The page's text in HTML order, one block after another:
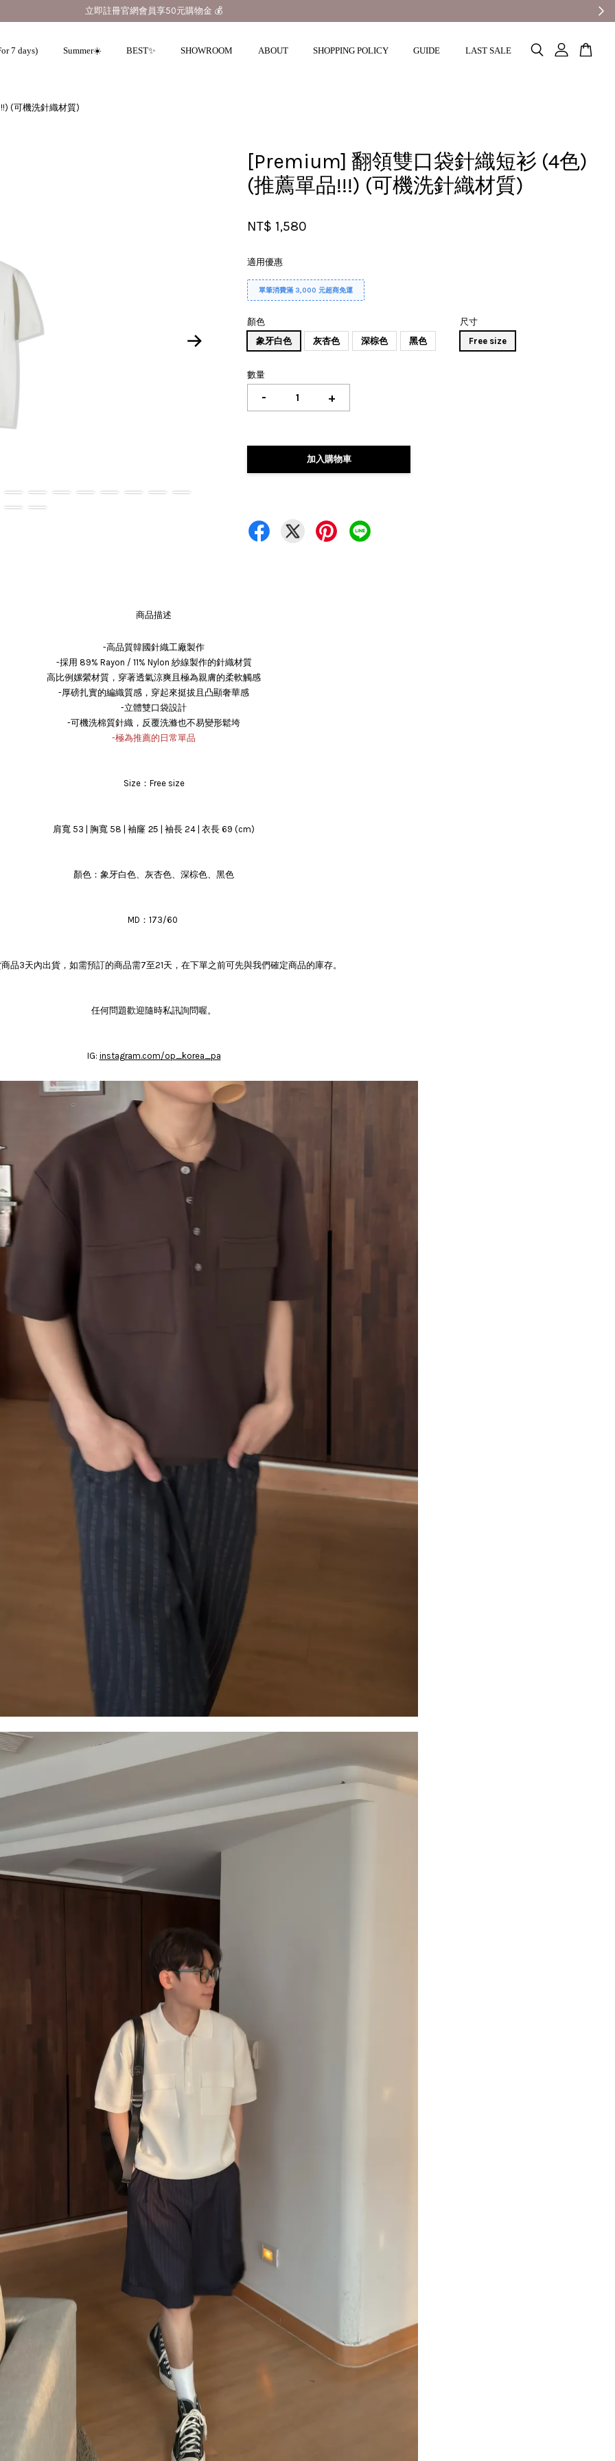
立即註冊官網會員享50元購物金 💰
7 days) Summer☀️ BEST✨ SHOWROOM ABOUT SHOPPING POLICY GUIDE LAST SALE
(可機洗針織材質)
[Premium] 翻領雙口袋針織短衫 (4色)
(推薦單品!!!) (可機洗針織材質)
NT$ 1,580
適用優惠
單筆消費滿 3,000 元超商免運
顏色
象牙白色
灰杏色 深棕色 黑色
尺寸
Free size
數量
- +
加入購物車
商品描述
-高品質韓國針織工廠製作
-採用 89% Rayon / 11% Nylon 紗線製作的針織材質
高比例嫘縈材質，穿著透氣涼爽且極為親膚的柔軟觸感
-厚磅扎實的編織質感，穿起來挺拔且凸顯奢華感
-立體雙口袋設計
-可機洗棉質針織，反覆洗滌也不易變形鬆垮
-極為推薦的日常單品
Size：Free size
肩寬 53 | 胸寬 58 | 袖窿 25 | 袖長 24 | 衣長 69 (cm)
顏色：象牙白色、灰杏色、深棕色、黑色
MD：173/60
品3天內出貨，如需預訂的商品需7至21天，在下單之前可先與我們確定商品的庫存。
任何問題歡迎隨時私訊詢問喔。
IG: instagram.com/op_korea_pa